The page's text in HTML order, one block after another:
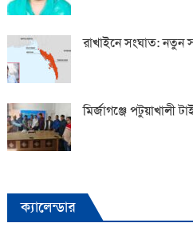
রাখাইনে সংঘাত: নতুন
মির্জাগঞ্জে পটুয়াখালী
ক্যালেন্ডার